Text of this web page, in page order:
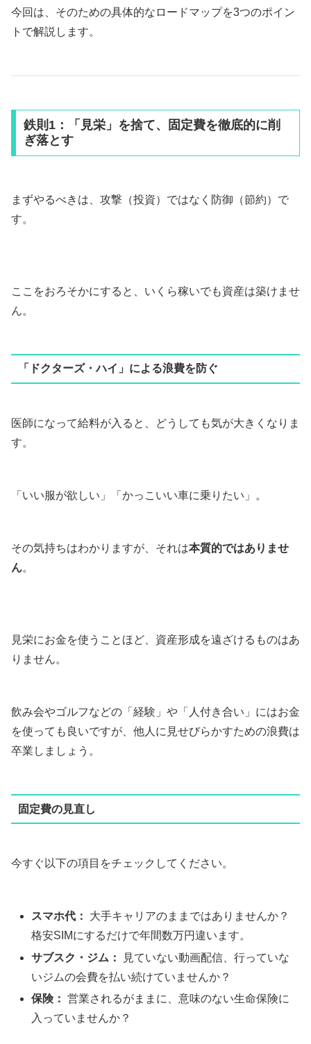
今回は、そのための具体的なロードマップを3つのポイン
トで解説します。
鉄則1：「見栄」を捨て、固定費を徹底的に削
ぎ落とす
まずやるべきは、攻撃（投資）ではなく防御（節約）で
す。
ここをおろそかにすると、いくら稼いでも資産は築けませ
ん。
「ドクターズ・ハイ」による浪費を防ぐ
医師になって給料が入ると、どうしても気が大きくなりま
す。
「いい服が欲しい」「かっこいい車に乗りたい」。
その気持ちはわかりますが、それは本質的ではありませ
ん。
見栄にお金を使うことほど、資産形成を遠ざけるものはあ
りません。
飲み会やゴルフなどの「経験」や「人付き合い」にはお金
を使っても良いですが、他人に見せびらかすための浪費は
卒業しましょう。
固定費の見直し
今すぐ以下の項目をチェックしてください。
スマホ代：
大手キャリアのままではありませんか？
格安SIMにするだけで年間数万円違います。
サブスク・ジム：
見ていない動画配信、行っていな
いジムの会費を払い続けていませんか？
保険： 営業されるがままに、意味のない生命保険に
入っていませんか？